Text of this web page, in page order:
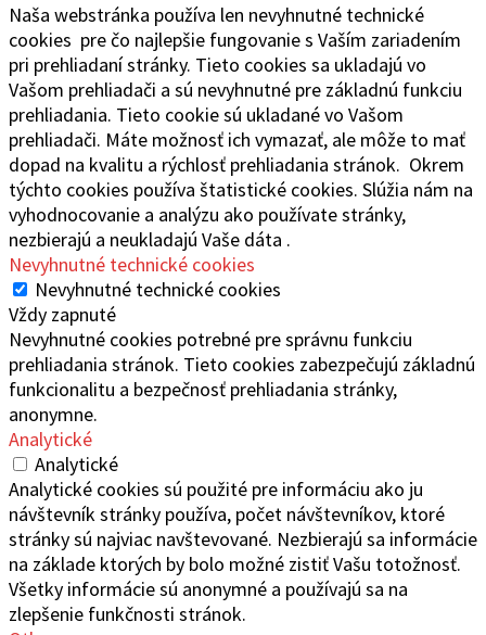
Naša webstránka používa len nevyhnutné technické
cookies pre čo najlepšie fungovanie s Vaším zariadením
pri prehliadaní stránky. Tieto cookies sa ukladajú vo
Vašom prehliadači a sú nevyhnutné pre základnú funkciu
prehliadania. Tieto cookie sú ukladané vo Vašom
prehliadači. Máte možnosť ich vymazať, ale môže to mať
dopad na kvalitu a rýchlosť prehliadania stránok. Okrem
týchto cookies používa štatistické cookies. Slúžia nám na
vyhodnocovanie a analýzu ako používate stránky,
nezbierajú a neukladajú Vaše dáta .
Nevyhnutné technické cookies
Nevyhnutné technické cookies
Vždy zapnuté
Nevyhnutné cookies potrebné pre správnu funkciu
prehliadania stránok. Tieto cookies zabezpečujú základnú
funkcionalitu a bezpečnosť prehliadania stránky,
anonymne.
Analytické
Analytické
Analytické cookies sú použité pre informáciu ako ju
návštevník stránky používa, počet návštevníkov, ktoré
stránky sú najviac navštevované. Nezbierajú sa informácie
na základe ktorých by bolo možné zistiť Vašu totožnosť.
Všetky informácie sú anonymné a používajú sa na
zlepšenie funkčnosti stránok.